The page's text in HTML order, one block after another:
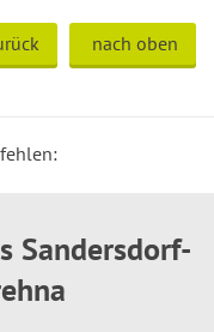
nach oben
Sandersdorf-